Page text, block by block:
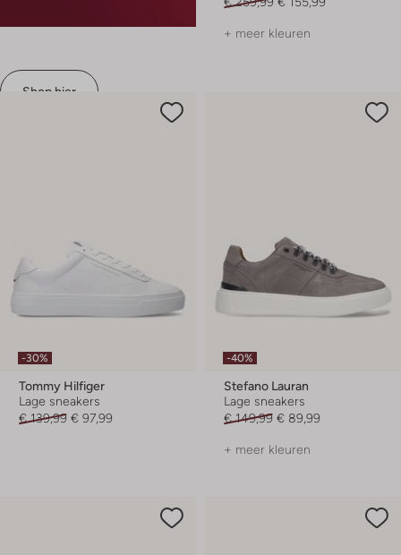
Shop hier
+ meer kleuren
-30%
Tommy Hilfiger
Lage sneakers
€ 139,99 € 97,99
-40%
Stefano Lauran
Lage sneakers
€ 149,99 € 89,99
+ meer kleuren